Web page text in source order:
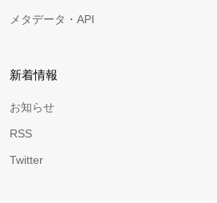
メタデータ・API
新着情報
お知らせ
RSS
Twitter